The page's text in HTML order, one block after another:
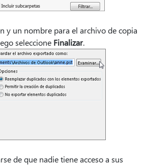
y un nombre para el archivo de copia
seleccione Finalizar.
de que nadie tiene acceso a sus